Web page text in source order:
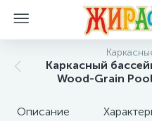
Каркасный
Wood-Grain
Описание